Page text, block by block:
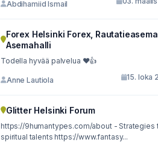
Abdihamiid Ismail
Forex Helsinki Forex, Rautatieasema,
Asemahalli
Todella hyvää palvelua ❤👍
Anne Lautiola 15. loka
Glitter Helsinki Forum
https://9humantypes.com/about - Strategies
spiritual talents https://www.fantasy...